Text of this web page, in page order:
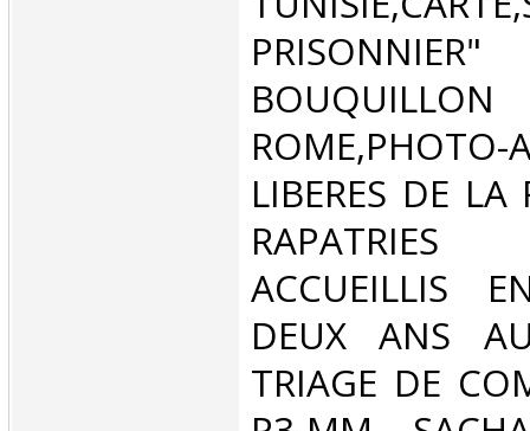
LIBERES DE
ACCUEILLIS
DEUX ANS
TRIAGE DE